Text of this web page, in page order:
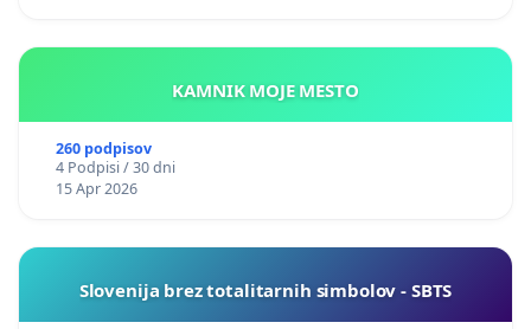
KAMNIK MOJE MESTO
260 podpisov
4 Podpisi / 30 dni
15 Apr 2026
Slovenija brez totalitarnih simbolov - SBTS